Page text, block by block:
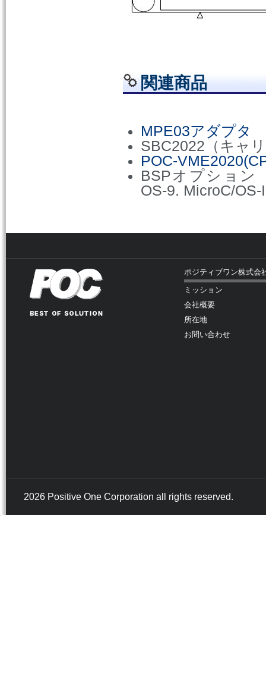
関連商品
MPE03アダプタ
SBC2022（キャ
POC-
BSPオプション
OS-9. MicroC/OS-
ポジティブワン株式会
ミッション
会社概要
所在地
お問い合わせ
2026 Positive One Corporation all rights reserved.